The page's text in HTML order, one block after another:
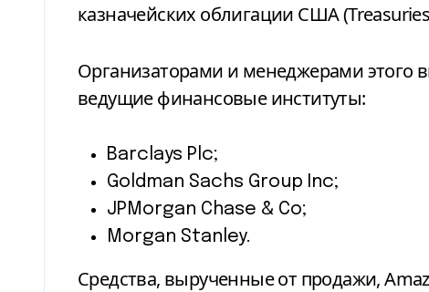
казначейских облигации США
Организаторами и менеджерами этого
ведущие финансовые институты:
Barclays Plc;
Goldman Sachs Group Inc;
JPMorgan Chase & Co;
Morgan Stanley.
Средства, вырученные от продажи,